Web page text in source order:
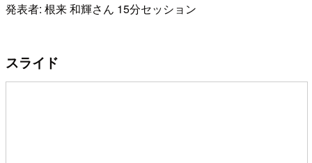
発表者: 根来 和輝さん 15分セッション
スライド